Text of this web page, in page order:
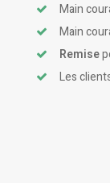
Main
Main
Remise
Les